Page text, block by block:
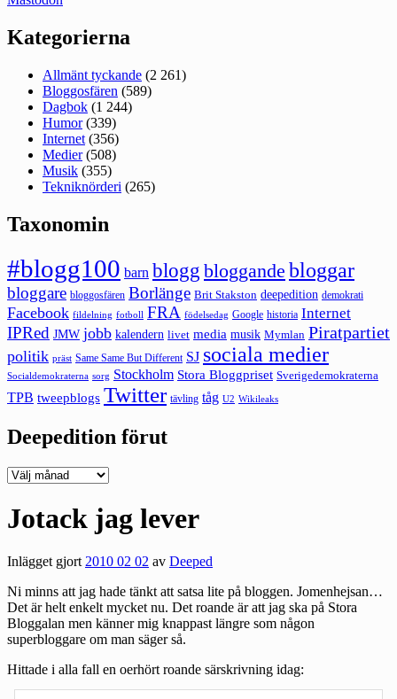
Kategorierna
Allmänt tyckande (2 261)
Bloggosfären (589)
Dagbok (1 244)
Humor(339)
Internet (356)
Medier(508)
Musik (355)
Tekniknörderi (265)
Taxonomin
#blogg100 barn blogg bloggande bloggar
bloggare bloggosfären Borlänge Brit Stakston deepedition demokrati
Facebook fildelning fotboll FRA födelsedag Google historia Internet
IPRed JMW jobb kalendern livet media musik Mymlan Piratpartiet
politik präst Same Same But Different SJ sociala medier
Socialdemokraterna sorg Stockholm Stora Bloggpriset Sverigedemokraterna
TPB tweepblogs Twitter tävling tåg U2 Wikileaks
Deepedition förut
Deepedition
Jotack jag lever
Inlägget gjort2010 02 02 av Deeped
Ni minns att jag hade tänkt att satsa lite på bloggen. Jomenhejsan…
Det är helt enkelt mycket nu. Det roande är att jag ska på Stora
Bloggalan men känner mig knappast längre som någon
superbloggare om man säger så.
Hittade i alla fall en oerhört roande särskrivning idag: